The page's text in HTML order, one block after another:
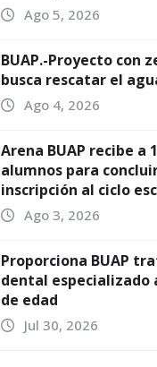
Ago 5, 2026
BUAP.-Proyecto con
busca rescatar el
Ago 4, 2026
Arena BUAP recibe a
alumnos para
inscripción al ciclo
Ago 3, 2026
Proporciona BUAP
dental especializado
de edad
Jul 30, 2026